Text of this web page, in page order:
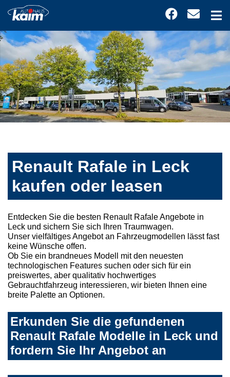
Renault Rafale in Leck
kaufen oder leasen
Entdecken Sie die besten Renault Rafale Angebote in
Leck und sichern Sie sich Ihren Traumwagen.
Unser vielfältiges Angebot an Fahrzeugmodellen lässt fast
keine Wünsche offen.
Ob Sie ein brandneues Modell mit den neuesten
technologischen Features suchen oder sich für ein
preiswertes, aber qualitativ hochwertiges
Gebrauchtfahrzeug interessieren, wir bieten Ihnen eine
breite Palette an Optionen.
Erkunden Sie die gefundenen
Renault Rafale Modelle in Leck und
fordern Sie Ihr Angebot an